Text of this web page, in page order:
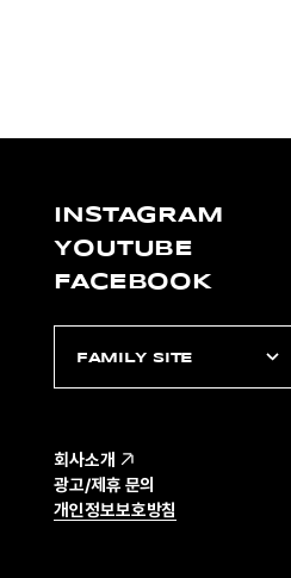
INSTAGRAM
YOUTUBE
FACEBOOK
FAMILY SITE
회사소개
광고/제휴 문의
개인정보보호방침